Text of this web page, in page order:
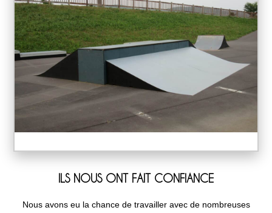
ILS NOUS ONT FAIT CONFIANCE
Nous avons eu la chance de travailler avec de nombreuses